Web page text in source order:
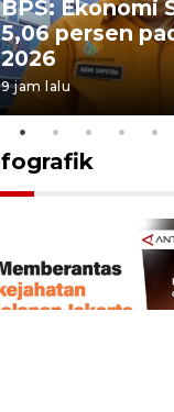
BPS: Ekonomi
5,06 persen
2026
9 jam lalu